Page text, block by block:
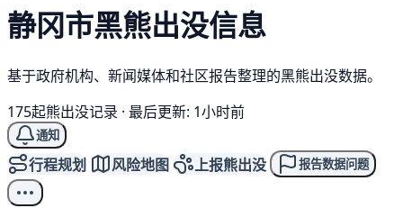
静冈市黑熊出没信息
基于政府机构、新闻媒体和社区报告整理的黑熊出没数据。
175起熊出没记录 · 最后更新: 1小时前
通知
行程规划 风险地图 上报熊出没 报告数据问题